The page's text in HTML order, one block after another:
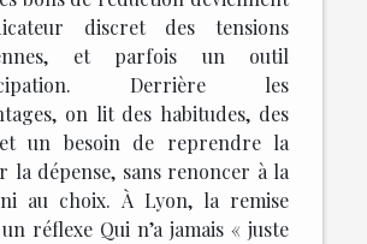
discret des tensions
et parfois un outil
Derrière les
on lit des habitudes, des
un besoin de reprendre la
la dépense, sans renoncer à la
au choix. À Lyon, la remise
réflexe Qui n’a jamais « juste